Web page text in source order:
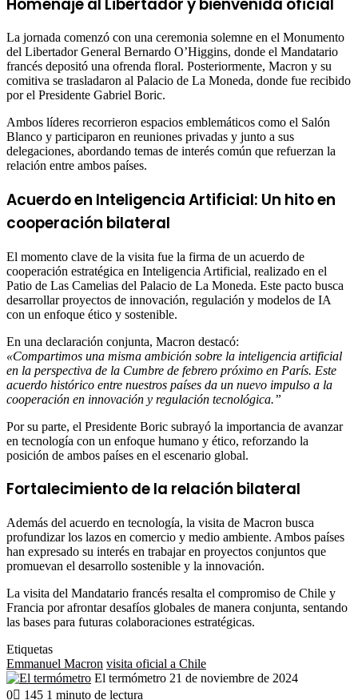
La jornada comenzó con una ceremonia solemne en el Monumento
del Libertador General Bernardo O’Higgins, donde el Mandatario
francés depositó una ofrenda floral. Posteriormente, Macron y su
comitiva se trasladaron al Palacio de La Moneda, donde fue recibido
por el Presidente Gabriel Boric.
Ambos líderes recorrieron espacios emblemáticos como el Salón
Blanco y participaron en reuniones privadas y junto a sus
delegaciones, abordando temas de interés común que refuerzan la
relación entre ambos países.
Acuerdo en Inteligencia Artificial: Un hito en
cooperación bilateral
El momento clave de la visita fue la firma de un acuerdo de
cooperación estratégica en Inteligencia Artificial, realizado en el
Patio de Las Camelias del Palacio de La Moneda. Este pacto busca
desarrollar proyectos de innovación, regulación y modelos de IA
con un enfoque ético y sostenible.
En una declaración conjunta, Macron destacó:
«Compartimos una misma ambición sobre la inteligencia artificial
en la perspectiva de la Cumbre de febrero próximo en París. Este
acuerdo histórico entre nuestros países da un nuevo impulso a la
cooperación en innovación y regulación tecnológica.”
Por su parte, el Presidente Boric subrayó la importancia de avanzar
en tecnología con un enfoque humano y ético, reforzando la
posición de ambos países en el escenario global.
Fortalecimiento de la relación bilateral
Además del acuerdo en tecnología, la visita de Macron busca
profundizar los lazos en comercio y medio ambiente. Ambos países
han expresado su interés en trabajar en proyectos conjuntos que
promuevan el desarrollo sostenible y la innovación.
La visita del Mandatario francés resalta el compromiso de Chile y
Francia por afrontar desafíos globales de manera conjunta, sentando
las bases para futuras colaboraciones estratégicas.
Etiquetas
Emmanuel Macron visita oficial a Chile
El termómetro Send
21 de noviembre de 2024
0
145 1 minuto de lectura